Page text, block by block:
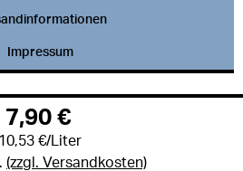
7,90 €
10,53 €/Liter
(zzgl. Versandkosten)
Impressum